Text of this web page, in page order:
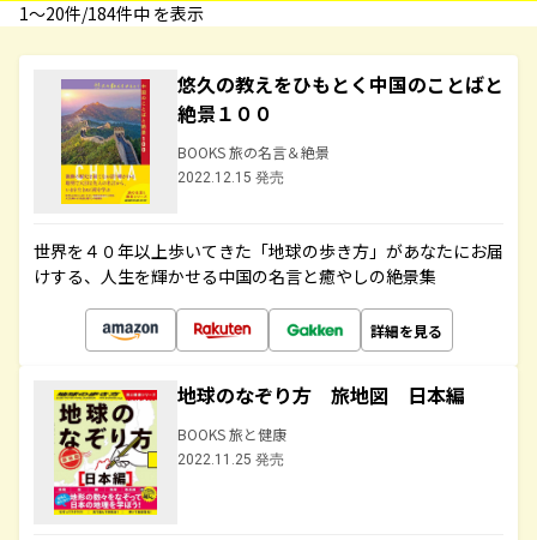
1〜20件/184件中 を表示
悠久の教えをひもとく中国のことばと
絶景１００
BOOKS 旅の名言＆絶景
2022.12.15 発売
世界を４０年以上歩いてきた「地球の歩き方」があなたにお届
けする、人生を輝かせる中国の名言と癒やしの絶景集
詳細を見る
地球のなぞり方 旅地図 日本編
BOOKS 旅と健康
2022.11.25 発売